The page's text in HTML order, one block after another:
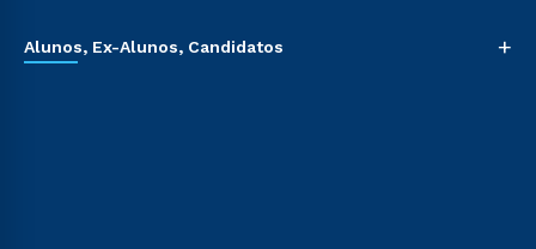
Alunos, Ex-Alunos, Candidatos +